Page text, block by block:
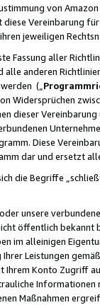
von
Vereinbarung
jeweiligen
Fassung aller
anderen
(„
Widersprüchen
dieser
Diese
dar und ersetzt
die Begriffe
unsere
öffentlich
im alleinigen
Leistungen
Ihrem Konto
Maßnahmen